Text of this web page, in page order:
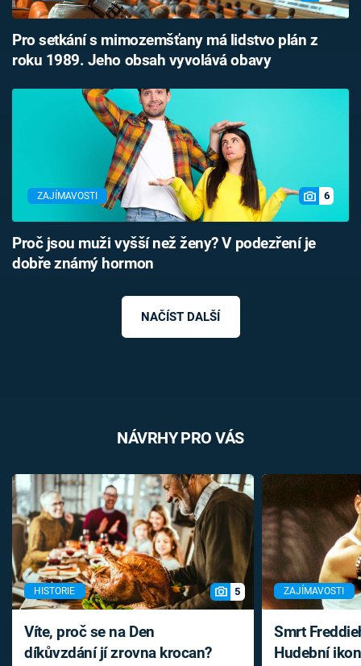
Pro setkání s mimozemšťany má lidstvo plán z
roku 1989. Jeho obsah vyvolává obavy
ZAJÍMAVOSTI 6
Proč jsou muži vyšší než ženy? V podezření je
dobře známý hormon
NAČÍST DALŠÍ
NÁVRHY PRO VÁS
HISTORIE 5
Víte, proč se na Den
díkůvzdání jí zrovna krocan?
ZAJÍMAVOSTI
Smrt
Hudební